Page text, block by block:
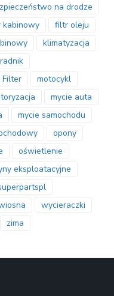
na drodze
filtr oleju
klimatyzacja
Filter
motocykl
mycie auta
mycie samochodu
opony
oświetlenie
eksploatacyjne
wycieraczki
zima